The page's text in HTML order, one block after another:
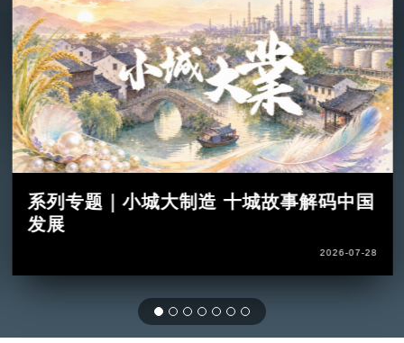
系列专题｜小城大制造 十城故事解码中国
发展
2026-07-28